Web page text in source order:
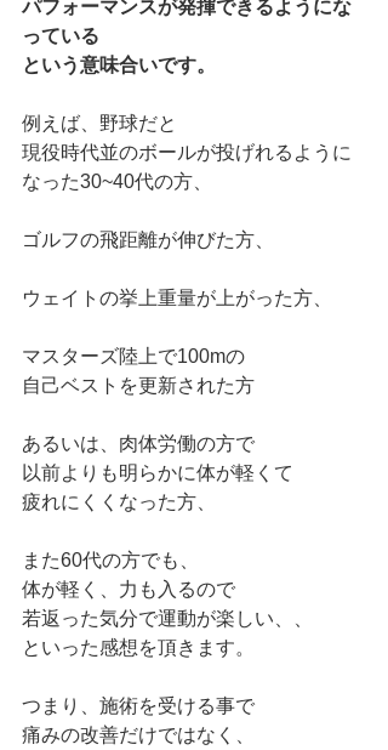
パフォーマンスが発揮できるようにな
っている
という意味合いです。
例えば、野球だと
現役時代並のボールが投げれるように
なった30~40代の方、
ゴルフの飛距離が伸びた方、
ウェイトの挙上重量が上がった方、
マスターズ陸上で100mの
自己ベストを更新された方
あるいは、肉体労働の方で
以前よりも明らかに体が軽くて
疲れにくくなった方、
また60代の方でも、
体が軽く、力も入るので
若返った気分で運動が楽しい、、
といった感想を頂きます。
つまり、施術を受ける事で
痛みの改善だけではなく、